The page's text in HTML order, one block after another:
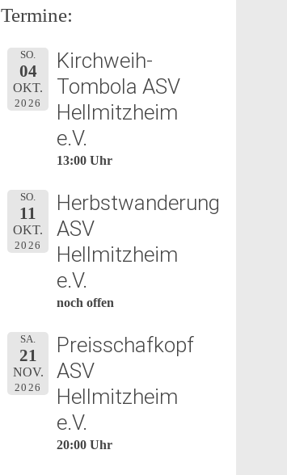
Termine:
SO.
04
OKT.
2026
Kirchweih-
Tombola ASV
Hellmitzheim
e.V.
13:00 Uhr
SO.
11
OKT.
2026
Herbstwanderung
ASV
Hellmitzheim
e.V.
noch offen
SA.
21
NOV.
2026
Preisschafkopf
ASV
Hellmitzheim
e.V.
20:00 Uhr